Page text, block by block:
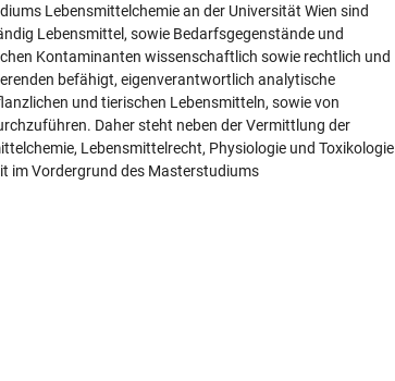
Lebensmittelchemie an der Universität Wien sind
Lebensmittel, sowie Bedarfsgegenstände und
Kontaminanten wissenschaftlich sowie rechtlich und
befähigt, eigenverantwortlich analytische
und tierischen Lebensmitteln, sowie von
Daher steht neben der Vermittlung der
Lebensmittelrecht, Physiologie und Toxikologie
im Vordergrund des Masterstudiums